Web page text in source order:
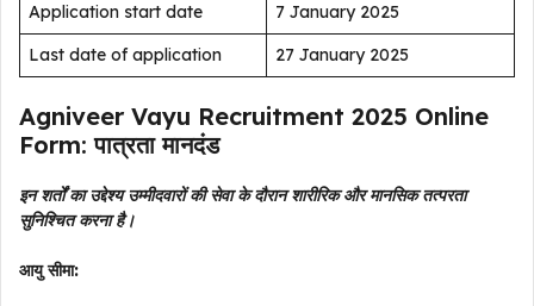
Application start date
7 January 2025
Last date of application
27 January 2025
Agniveer Vayu Recruitment 2025 Online
Form: पात्रता मानदंड
इन शर्तों का उद्देश्य उम्मीदवारों की सेवा के दौरान शारीरिक और मानसिक तत्परता
सुनिश्चित करना है।
आयु सीमा: